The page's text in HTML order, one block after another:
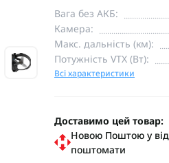
Вага без АКБ:
Камера:
Макс. дальність (км):
Потужність VTX (Вт):
Всі характеристики
Доставимо цей товар:
Новою Поштою у
поштомати